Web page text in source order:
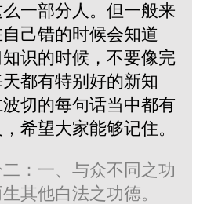
一部分人。但一般来
己错的时候会知道
识的时候，不要像完
都有特别好的新知
切的每句话当中都有
希望大家能够记住。
：一、与众不同之功
其他白法之功德。